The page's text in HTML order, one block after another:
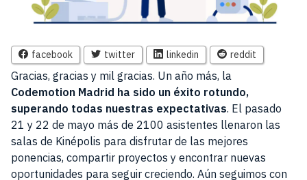
facebook twitter linkedin reddit
Gracias, gracias y mil gracias. Un año más, la
Codemotion Madrid ha sido un éxito rotundo,
superando todas nuestras expectativas. El pasado
21 y 22 de mayo más de 2100 asistentes llenaron las
salas de Kinépolis para disfrutar de las mejores
ponencias, compartir proyectos y encontrar nuevas
oportunidades para seguir creciendo. Aún seguimos con